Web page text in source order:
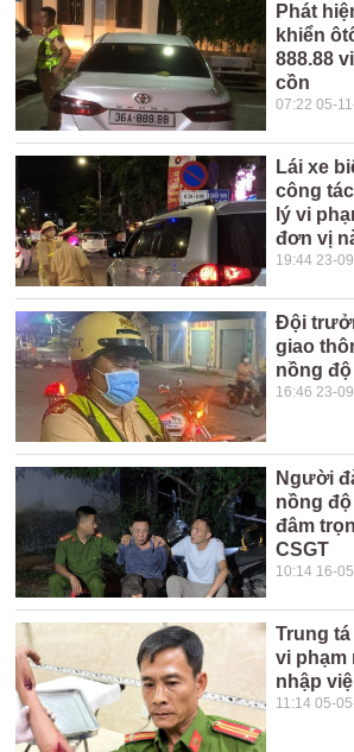
Phát
khiển
888.88
cồn
07:22 05-
Lái xe
công
lý vi
đơn vị
19:44 23-
Đội
giao
nồng
16:46 23-
Người
nồng
đâm
CSGT
10:14 16-
Trung
vi phạm
nhập
11:14 05-